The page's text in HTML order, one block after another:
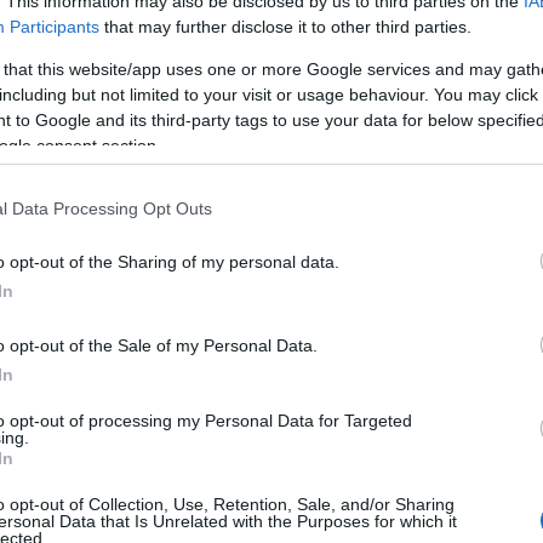
Participants that may further disclose it to other third parties.
that this website/app uses one or more Google services and may
but not limited to your visit or usage behaviour. You may
to Google and its third-party tags to use your data for below
consent section.
Data Processing Opt Outs
opt-out of the Sharing of my personal data.
opt-out of the Sale of my Personal Data.
opt-out of processing my Personal Data for Targeted
opt-out of Collection, Use, Retention, Sale, and/or Sharing
Data that Is Unrelated with the Purposes for which it
Έλλη
Κομνηνού
δείχνει αν παθαίνετε
Εύη
Κούρτη
γονιδιακών